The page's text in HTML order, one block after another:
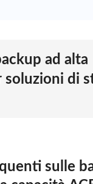
ad alta
soluzioni di
grande capacità,
energia solare o
sulle